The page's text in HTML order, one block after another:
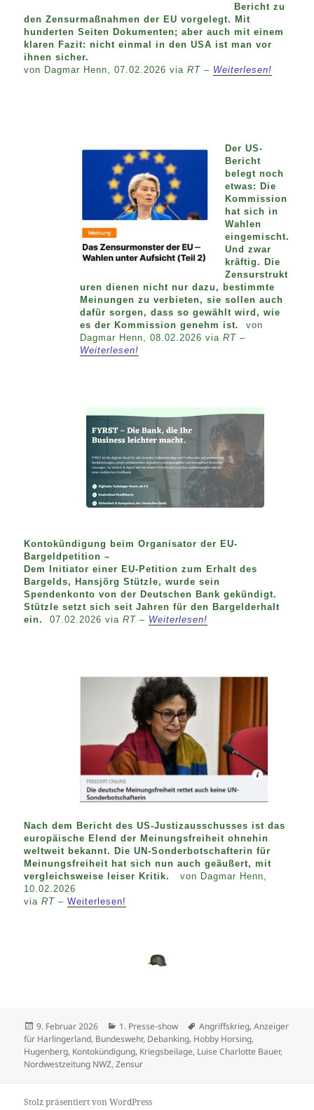
Bericht zu
den Zensurmaßnahmen der EU vorgelegt. Mit
hunderten Seiten Dokumenten; aber auch mit einem
klaren Fazit: nicht einmal in den USA ist man vor
ihnen sicher.
von Dagmar Henn, 07.02.2026 viaRT – Weiterlesen!
Der US-
Bericht
belegt noch
etwas: Die
Kommission
hat sich in
Wahlen
eingemischt.
Und zwar
kräftig. Die
Zensurstrukt
uren dienen nicht nur dazu, bestimmte
Meinungen zu verbieten, sie sollen auch
dafür sorgen, dass so gewählt wird, wie
es der Kommission genehm ist.von
Dagmar Henn, 08.02.2026 viaRT –
Weiterlesen!
Kontokündigung beim Organisator der EU-
Bargeldpetition –
Dem Initiator einer EU-Petition zum Erhalt des
Bargelds, Hansjörg Stützle, wurde sein
Spendenkonto von der Deutschen Bank gekündigt.
Stützle setzt sich seit Jahren für den Bargelderhalt
ein.07.02.2026 viaRT – Weiterlesen!
Nach dem Bericht des US-Justizausschusses ist das
europäische Elend der Meinungsfreiheit ohnehin
weltweit bekannt. Die UN-Sonderbotschafterin für
Meinungsfreiheit hat sich nun auch geäußert, mit
vergleichsweise leiser Kritik.von Dagmar Henn,
10.02.2026
viaRT –Weiterlesen!
Veröffentlicht
am
9. Februar 2026 Kategorien
1. Presse-show Schlagwörter
Angriffskrieg,Anzeiger
für Harlingerland, Bundeswehr, Debanking, Hobby Horsing,
Hugenberg, Kontokündigung, Kriegsbeilage, Luise Charlotte Bauer,
Nordwestzeitung NWZ,Zensur
Stolz präsentiert von WordPress